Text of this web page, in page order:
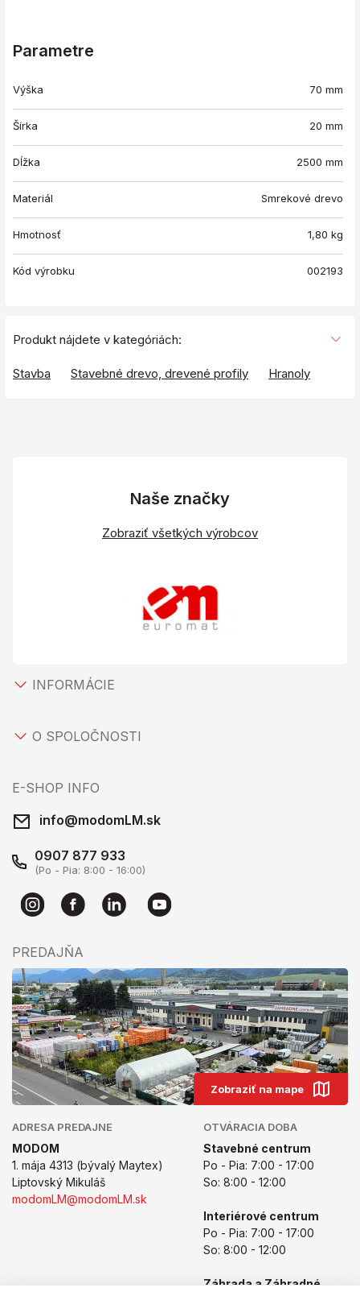
Parametre
Výška 70 mm
Šírka 20 mm
Dĺžka 2500 mm
Materiál Smrekové drevo
Hmotnosť 1,80 kg
Kód výrobku 002193
Produkt nájdete v kategóriách:
Stavba Stavebné drevo, drevené profily Hranoly
Naše značky
Zobraziť všetkých výrobcov
INFORMÁCIE
O SPOLOČNOSTI
E-SHOP INFO
info@modomLM.sk
0907 877 933
(Po - Pia: 8:00 - 16:00)
PREDAJŇA
Zobraziť na mape
ADRESA PREDAJNE
MODOM
1. mája 4313 (bývalý Maytex)
Liptovský Mikuláš
modomLM@modomLM.sk
OTVÁRACIA DOBA
Stavebné centrum
Po - Pia: 7:00 - 17:00
So: 8:00 - 12:00
Interiérové centrum
Po - Pia: 7:00 - 17:00
So: 8:00 - 12:00
Záhrada a Záhradné